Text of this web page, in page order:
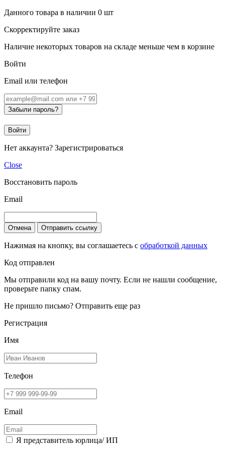
Данного товара в наличии 0 шт
Скорректируйте заказ
Наличие некоторых товаров на складе меньше чем в корзине
Войти
Email или телефон
Забыли пароль?
Войти
Нет аккаунта? Зарегистрироваться
Close
Восстановить пароль
Email
Отмена Отправить ссылку
Нажимая на кнопку, вы соглашаетесь с обработкой данных
Код отправлен
Мы отправили код на вашу почту. Если не нашли сообщение,
проверьте папку спам.
Не пришло письмо? Отправить еще раз
Регистрация
Имя
Телефон
Email
Я представитель юрлица/ ИП